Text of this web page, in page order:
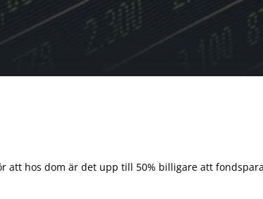
att hos dom är det upp till 50% billigare att